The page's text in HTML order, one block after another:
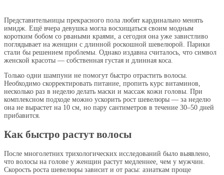
Представительницы прекрасного пола любят кардинально менять
имидж. Ещё вчера девушка могла восхищаться своим модным
коротким бобом со рваными краями, а сегодня она уже завистливо
поглядывает на женщин с длинной роскошной шевелюрой. Парики
стали бы решением проблемы. Однако издавна считалось, что символ
женской красоты — собственная густая и длинная коса.
Только одни шампуни не помогут быстро отрастить волосы.
Необходимо скорректировать питание, пропить курс витаминов,
несколько раз в неделю делать маски и массаж кожи головы. При
комплексном подходе можно ускорить рост шевелюры — за неделю
она не вырастет на 10 см, но пару сантиметров в течение 30–50 дней
прибавится.
Как быстро растут волосы
После многолетних трихологических исследований было выявлено,
что волосы на голове у женщин растут медленнее, чем у мужчин.
Скорость роста шевелюры зависит и от расы: азиаткам проще